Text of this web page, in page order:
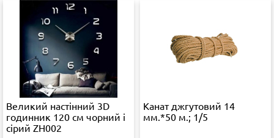
Великий настінний 3D
годинник 120 см чорний і
сірий ZH002
Канат джгутовий 14
мм.*50 м.; 1/5